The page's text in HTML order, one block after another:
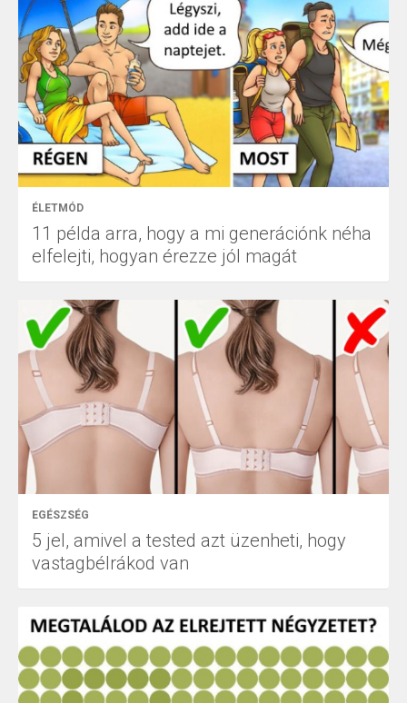
ÉLETMÓD
11 példa arra, hogy a mi generációnk néha
elfelejti, hogyan érezze jól magát
EGÉSZSÉG
5 jel, amivel a tested azt üzenheti, hogy
vastagbélrákod van